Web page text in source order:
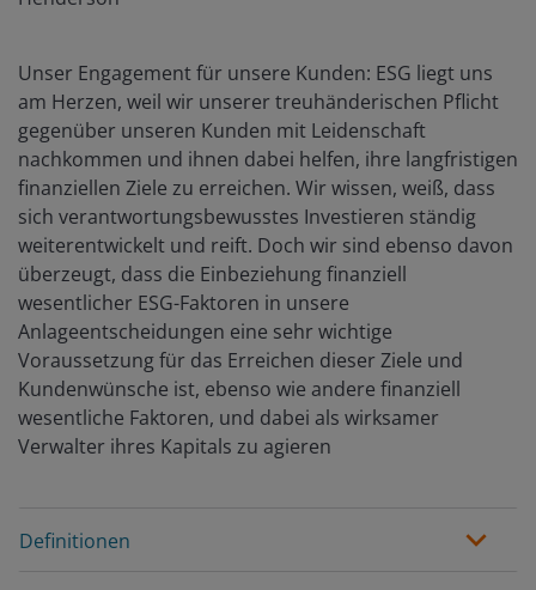
Unser Engagement für unsere Kunden: ESG liegt uns
am Herzen, weil wir unserer treuhänderischen Pflicht
gegenüber unseren Kunden mit Leidenschaft
nachkommen und ihnen dabei helfen, ihre langfristigen
finanziellen Ziele zu erreichen. Wir wissen, weiß, dass
sich verantwortungsbewusstes Investieren ständig
weiterentwickelt und reift. Doch wir sind ebenso davon
überzeugt, dass die Einbeziehung finanziell
wesentlicher ESG-Faktoren in unsere
Anlageentscheidungen eine sehr wichtige
Voraussetzung für das Erreichen dieser Ziele und
Kundenwünsche ist, ebenso wie andere finanziell
wesentliche Faktoren, und dabei als wirksamer
Verwalter ihres Kapitals zu agieren
Definitionen